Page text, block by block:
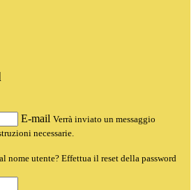
E-mail Verrà inviato un messaggio
necessarie.
nome utente? Effettua il reset della password